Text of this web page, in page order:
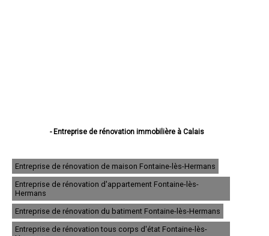
- Entreprise de rénovation immobilière à Calais
- Entreprise de rénovation immobilière à Lens
- Entreprise de rénovation immobilière à Liévin
- Entreprise de rénovation immobilière à Béthune
- Entreprise de rénovation immobilière à Hénin-Beaumont
- Entreprise de rénovation immobilière à Bruay-la-Buissière
- Entreprise de rénovation immobilière à Avion
- Entreprise de rénovation immobilière à Carvin
Entreprise de rénovation de maison Fontaine-lès-Hermans
Entreprise de rénovation d'appartement Fontaine-lès-
Hermans
Entreprise de rénovation du batiment Fontaine-lès-Hermans
Entreprise de rénovation tous corps d'état Fontaine-lès-